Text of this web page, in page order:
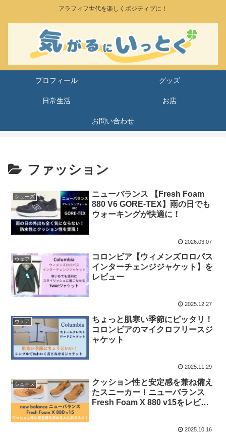
アラフィフ世代を楽しくポジティブに！
プロフィール グッズ
日常生活 お店
お問い合わせ
ファッション
シューズ
ニューバランス 【Fresh Foam
880 V6 GORE-TEX】雨の日でも
ウォーキングが快適に！
2026.03.07
ウェア
コロンビア【ウィメンズロロパス
インターチェンジジャケット】を
レビュー
2025.12.27
ウェア
ちょっと肌寒い季節にピッタリ！
コロンビアのマイクロフリースジ
ャケット
2025.11.29
シューズ
クッション性と安定感を兼ね備え
たスニーカー！ニューバランス
Fresh Foam X 880 v15をレビュ
2025.10.16